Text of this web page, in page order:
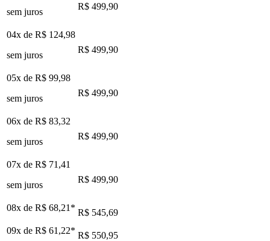
sem juros
R$ 499,90
04x de R$ 124,98
sem juros
R$ 499,90
05x de R$ 99,98
sem juros
R$ 499,90
06x de R$ 83,32
sem juros
R$ 499,90
07x de R$ 71,41
sem juros
R$ 499,90
08x de R$ 68,21 * R$ 545,69
09x de R$ 61,22* R$ 550,95